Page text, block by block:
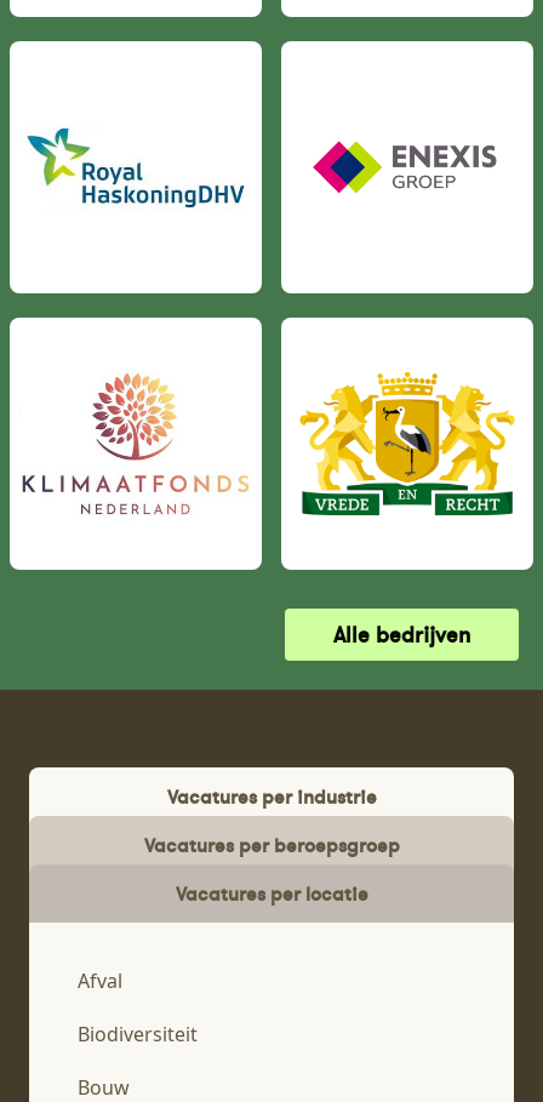
Alle bedrijven
Vacatures per industrie
Vacatures per beroepsgroep
Vacatures per locatie
Afval
Biodiversiteit
Bouw